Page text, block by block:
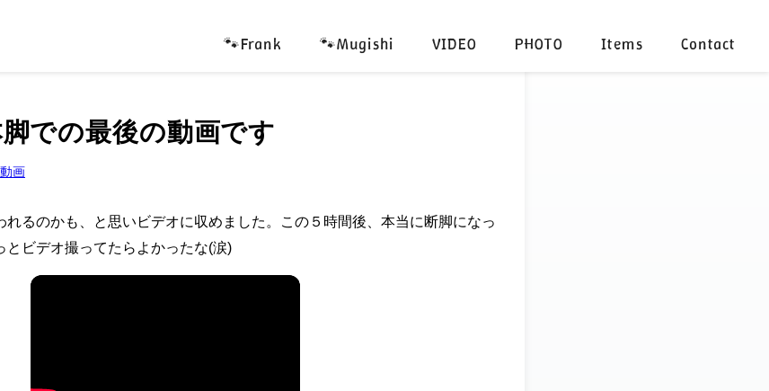
🐾Frank 🐾Mugishi VIDEO PHOTO Items Contact
での最後の動画です
画
れるのかも、と思いビデオに収めました。この５時間後、本当に断脚になっ
とビデオ撮ってたらよかったな(涙)